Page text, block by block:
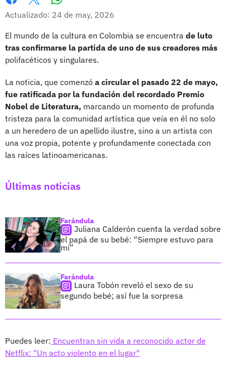
Facebook
X
Actualizado: 24 de may, 2026
El mundo de la cultura en Colombia se encuentra de luto
tras confirmarse la partida de uno de sus creadores más
polifacéticos y singulares.
La noticia, que comenzó a circular el pasado 22 de mayo,
fue ratificada por la fundación del recordado Premio
Nobel de Literatura, marcando un momento de profunda
tristeza para la comunidad artística que veía en él no solo
a un heredero de un apellido ilustre, sino a un artista con
una voz propia, potente y profundamente conectada con
las raíces latinoamericanas.
Últimas noticias
Farándula
Juliana Calderón cuenta la verdad sobre
el papá de su bebé: “Siempre estuvo para
mí”
Farándula
Laura Tobón reveló el sexo de su
segundo bebé; así fue la sorpresa
Puedes leer: Encuentran sin vida a reconocido actor de
Netflix: "Un acto violento en el lugar"